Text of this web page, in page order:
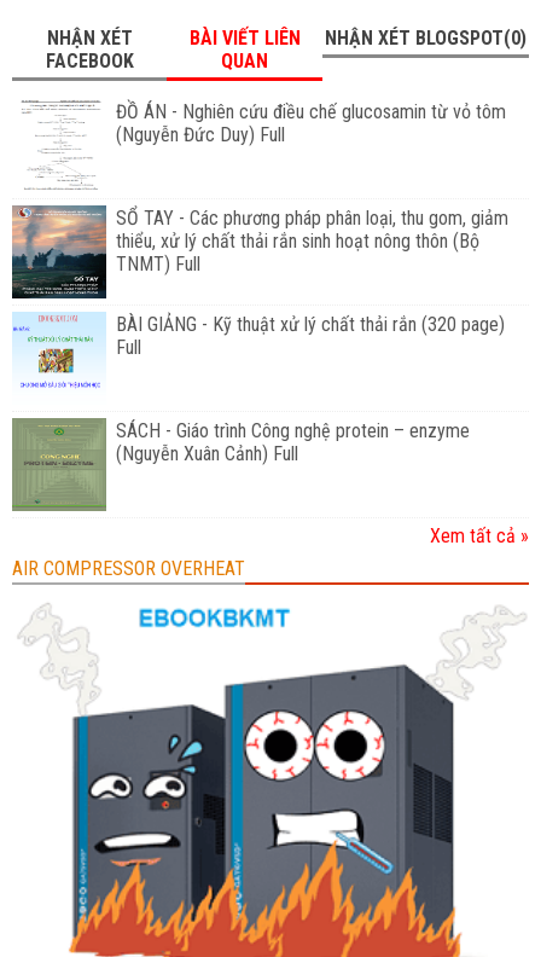
NHẬN XÉT
FACEBOOK
BÀI VIẾT LIÊN
QUAN
NHẬN XÉT BLOGSPOT(0)
ĐỒ ÁN - Nghiên cứu điều chế glucosamin từ vỏ tôm
(Nguyễn Đức Duy) Full
SỔ TAY - Các phương pháp phân loại, thu gom, giảm
thiểu, xử lý chất thải rắn sinh hoạt nông thôn (Bộ
TNMT) Full
BÀI GIẢNG - Kỹ thuật xử lý chất thải rắn (320 page)
Full
SÁCH - Giáo trình Công nghệ protein – enzyme
(Nguyễn Xuân Cảnh) Full
Xem tất cả »
AIR COMPRESSOR OVERHEAT